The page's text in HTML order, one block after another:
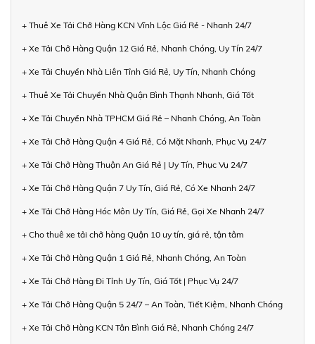
+ Thuê Xe Tải Chở Hàng KCN Vĩnh Lộc Giá Rẻ - Nhanh 24/7
+ Xe Tải Chở Hàng Quận 12 Giá Rẻ, Nhanh Chóng, Uy Tín 24/7
+ Xe Tải Chuyển Nhà Liên Tỉnh Giá Rẻ, Uy Tín, Nhanh Chóng
+ Thuê Xe Tải Chuyển Nhà Quận Bình Thạnh Nhanh, Giá Tốt
+ Xe Tải Chuyển Nhà TPHCM Giá Rẻ – Nhanh Chóng, An Toàn
+ Xe Tải Chở Hàng Quận 4 Giá Rẻ, Có Mặt Nhanh, Phục Vụ 24/7
+ Xe Tải Chở Hàng Thuận An Giá Rẻ | Uy Tín, Phục Vụ 24/7
+ Xe Tải Chở Hàng Quận 7 Uy Tín, Giá Rẻ, Có Xe Nhanh 24/7
+ Xe Tải Chở Hàng Hóc Môn Uy Tín, Giá Rẻ, Gọi Xe Nhanh 24/7
+ Cho thuê xe tải chở hàng Quận 10 uy tín, giá rẻ, tận tâm
+ Xe Tải Chở Hàng Quận 1 Giá Rẻ, Nhanh Chóng, An Toàn
+ Xe Tải Chở Hàng Đi Tỉnh Uy Tín, Giá Tốt | Phục Vụ 24/7
+ Xe Tải Chở Hàng Quận 5 24/7 – An Toàn, Tiết Kiệm, Nhanh Chóng
+ Xe Tải Chở Hàng KCN Tân Bình Giá Rẻ, Nhanh Chóng 24/7